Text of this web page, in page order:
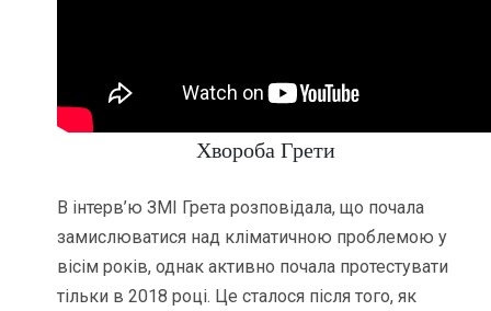
Хвороба Грети
В інтерв’ю ЗМІ Грета розповідала, що почала
замислюватися над кліматичною проблемою у
вісім років, однак активно почала протестувати
тільки в 2018 році. Це сталося після того, як